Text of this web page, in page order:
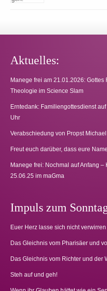
Aktuelles:
Manege frei am 21.01.2026:
Theologie im Science Slam
Erntedank: Familiengottesdienst
Uhr
Verabschiedung von Propst
Freut euch darüber, dass eure
Manege frei: Nochmal auf Anfang
25.06.25 im maGma
Impuls zum
Euer Herz lasse sich nicht verwirren
Das Gleichnis vom Pharisäer und
Das Gleichnis vom Richter und der
Steh auf und geh!